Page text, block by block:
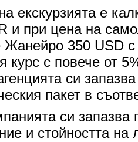
екскурзията е
и при цена на
Жанейро 350 USD
курс с повече от
си
пакет в
си запазва
и стойността на